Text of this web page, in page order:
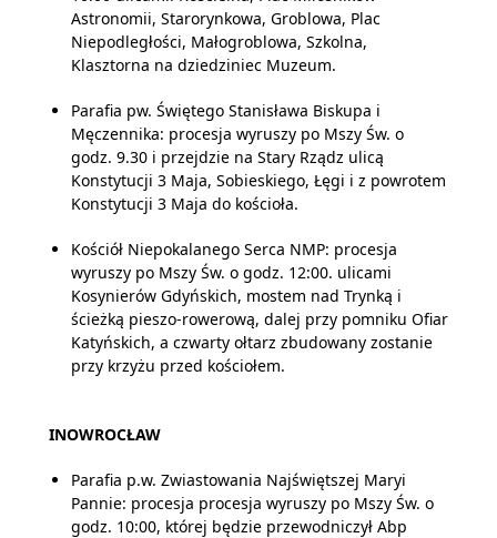
Astronomii, Starorynkowa, Groblowa, Plac
Niepodległości, Małogroblowa, Szkolna,
Klasztorna na dziedziniec Muzeum.
Parafia pw. Świętego Stanisława Biskupa i
Męczennika: procesja wyruszy po Mszy Św. o
godz. 9.30 i przejdzie na Stary Rządz ulicą
Konstytucji 3 Maja, Sobieskiego, Łęgi i z powrotem
Konstytucji 3 Maja do kościoła.
Kościół Niepokalanego Serca NMP: procesja
wyruszy po Mszy Św. o godz. 12:00. ulicami
Kosynierów Gdyńskich, mostem nad Trynką i
ścieżką pieszo-rowerową, dalej przy pomniku Ofiar
Katyńskich, a czwarty ołtarz zbudowany zostanie
przy krzyżu przed kościołem.
INOWROCŁAW
Parafia p.w. Zwiastowania Najświętszej Maryi
Pannie: procesja procesja wyruszy po Mszy Św. o
godz. 10:00, której będzie przewodniczył Abp